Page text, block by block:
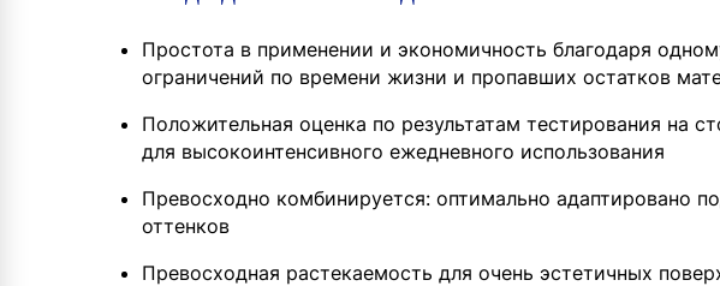
Простота в применении и экономичность благодаря
ограничений по времени жизни и пропавших остатков
Положительная оценка по результатам тестирования на
для высокоинтенсивного ежедневного использования
Превосходно комбинируется: оптимально адаптировано
оттенков
Превосходная растекаемость для очень эстетичных